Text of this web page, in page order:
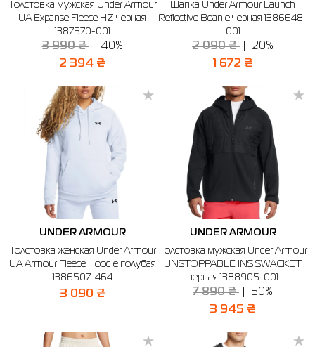
Толстовка мужская Under Armour
UA Expanse Fleece HZ черная
1387570-001
3 990 ₴ 40%
2 394 ₴
Шапка Under Armour Launch
Reflective Beanie черная 1386648-
001
2 090 ₴ 20%
1 672 ₴
UNDER ARMOUR
Толстовка женская Under Armour
UA Armour Fleece Hoodie голубая
1386507-464
3 090 ₴
UNDER ARMOUR
Толстовка мужская Under Armour
UNSTOPPABLE INS SWACKET
черная 1388905-001
7 890 ₴ 50%
3 945 ₴